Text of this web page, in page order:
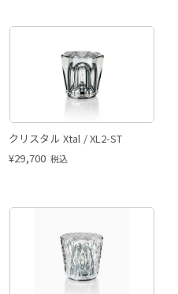
クリスタル Xtal / XL2-ST
¥29,700 税込